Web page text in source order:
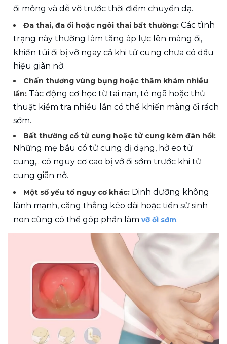
ối mỏng và dễ vỡ trước thời điểm chuyển dạ.
Đa thai, đa ối hoặc ngôi thai bất thường: Các tình
trạng này thường làm tăng áp lực lên màng ối,
khiến túi ối bị vỡ ngay cả khi tử cung chưa có dấu
hiệu giãn nở.
Chấn thương vùng bụng hoặc thăm khám nhiều
lần: Tác động cơ học từ tai nạn, té ngã hoặc thủ
thuật kiểm tra nhiều lần có thể khiến màng ối rách
sớm.
Những mẹ bầu có tử cung dị dạng, hở eo tử
cung,.. có nguy cơ cao bị vỡ ối sớm trước khi tử
cung giãn nở.
Một số yếu tố nguy cơ khác: Dinh dưỡng không
lành mạnh, căng thẳng kéo dài hoặc tiền sử sinh
non cũng có thể góp phần làm vỡ ối sớm.